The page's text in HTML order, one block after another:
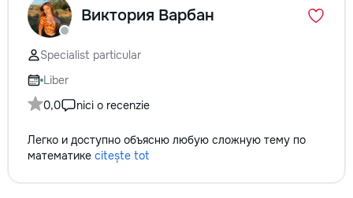
Виктория Варбан
Specialist particular
Liber
0,0
nici o recenzie
Легко и доступно объясню любую сложную тему по
математике citește tot